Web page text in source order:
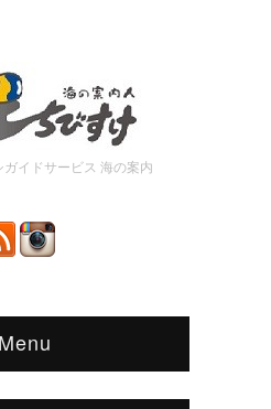
イドサービス 海の案内
Menu